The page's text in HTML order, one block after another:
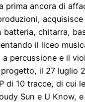
prima ancora di
batteria, chitarra,
il liceo
percussione e il
il 27 luglio
di 10 tracce, di cui
Sun e U Know,